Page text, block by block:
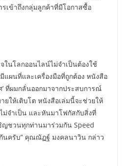
เข้าถึงกลุ่มลูกค้าที่มีโอกาสซื้อ
ในโลกออนไลน์ไม่จำเป็นต้องใช้
แผนที่และเครื่องมือที่ถูกต้อง หนังสือ
’ ที่ผมกลั่นออกมาจากประสบการณ์
ยให้เติบโต หนังสือเล่มนี้จะช่วยให้
ม่จำเป็น และหันมาโฟกัสกับสิ่งที่
ญชวนทุกท่านมาร่วมกัน Speed
นครับ” คุณณัฏฐ์ มงคลนาวิน กล่าว